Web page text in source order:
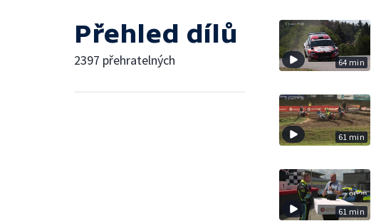
Přehled dílů
2397 přehratelných 64 min
61 min
61 min